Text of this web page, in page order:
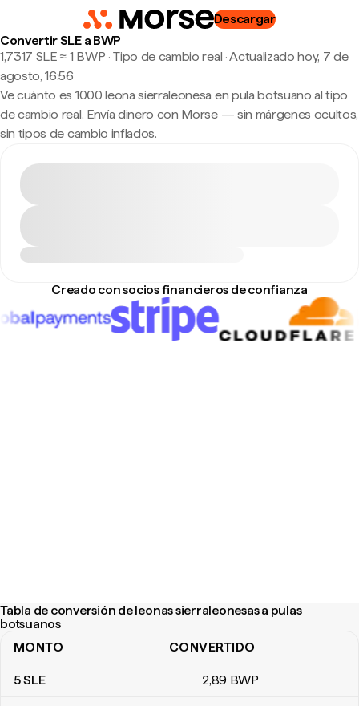
Descargar
Convertir SLE a BWP
1,7317 SLE ≈ 1 BWP · Tipo de cambio real ·Actualizado hoy, 7 de
agosto, 16:56
Ve cuánto es 1000 leona sierraleonesa en pula botsuano al tipo
de cambio real. Envía dinero con Morse — sin márgenes ocultos,
sin tipos de cambio inflados.
Creado con socios financieros de confianza
Tabla de conversión de leonas sierraleonesas a pulas
botsuanos
Tabla de conversión de leonas sierraleonesas a pulas botsuanos
MONTO CONVERTIDO
5SLE 2,89 BWP